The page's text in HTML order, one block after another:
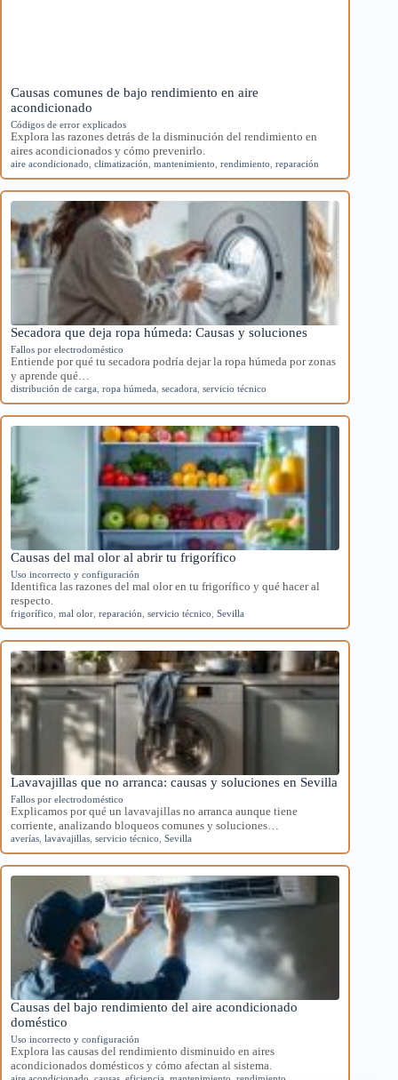
Causas comunes de bajo rendimiento en aire
acondicionado
Códigos de error explicados
Explora las razones detrás de la disminución del rendimiento en
aires acondicionados y cómo prevenirlo.
aire acondicionado climatización mantenimiento rendimiento reparación
Secadora que deja ropa húmeda: Causas y soluciones
Fallos por electrodoméstico
Entiende por qué tu secadora podría dejar la ropa húmeda por zonas
y aprende qué…
distribución de carga ropa húmeda secadora servicio técnico
Causas del mal olor al abrir tu frigorífico
Uso incorrecto y configuración
Identifica las razones del mal olor en tu frigorífico y qué hacer al
respecto.
frigorífico mal olor reparación servicio técnico Sevilla
Lavavajillas que no arranca: causas y soluciones en Sevilla
Fallos por electrodoméstico
Explicamos por qué un lavavajillas no arranca aunque tiene
corriente, analizando bloqueos comunes y soluciones…
averías lavavajillas servicio técnico Sevilla
Causas del bajo rendimiento del aire acondicionado
doméstico
Uso incorrecto y configuración
Explora las causas del rendimiento disminuido en aires
acondicionados domésticos y cómo afectan al sistema.